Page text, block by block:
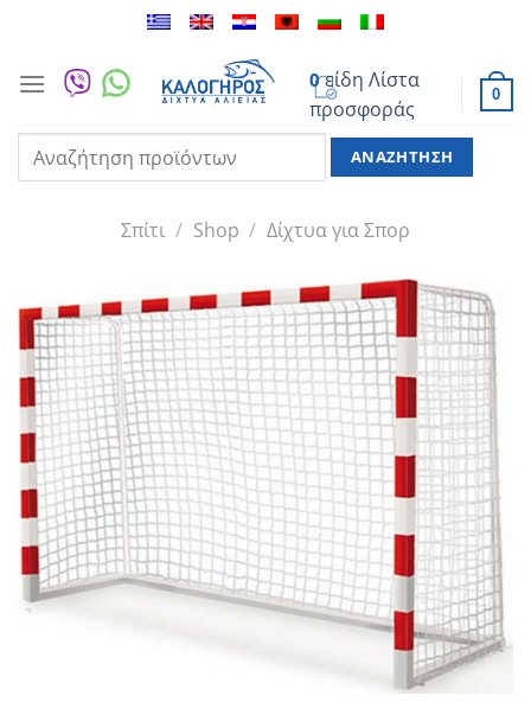
περιεχόμενο
0είδηΛίστα
προσφοράς
0
για:
Σπίτι / Shop / Δίχτυα για Σπορ